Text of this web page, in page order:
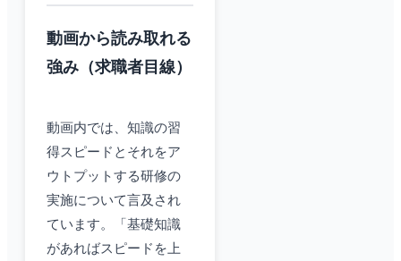
動画から読み取れる
強み（求職者目線）
動画内では、知識の習
得スピードとそれをア
ウトプットする研修の
実施について言及され
ています。「基礎知識
があればスピードを上